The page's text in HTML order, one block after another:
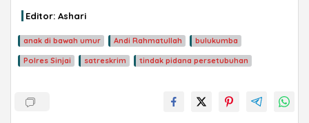
Editor: Ashari
anak di bawah umur Andi Rahmatullah bulukumba
Polres Sinjai satreskrim tindak pidana persetubuhan